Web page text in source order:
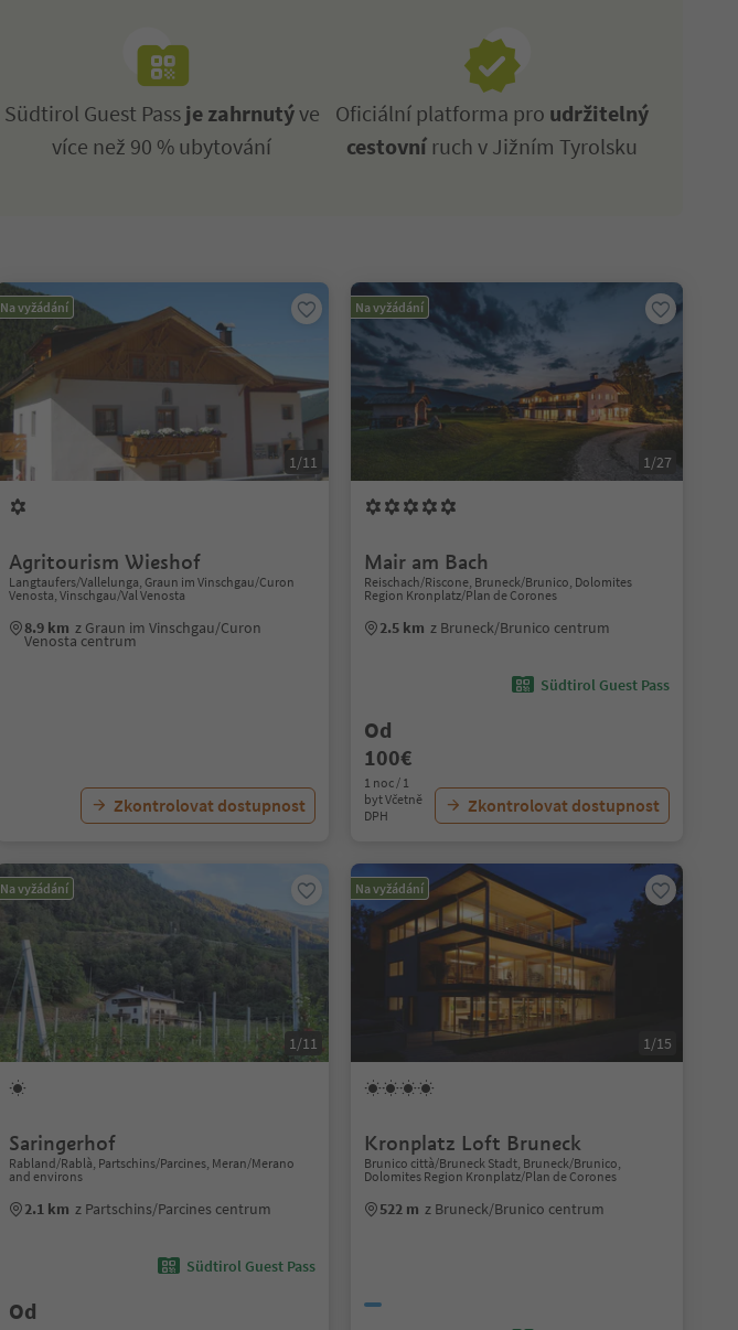
Südtirol Guest Passje zahrnutýve
více než 90 % ubytování
Oficiální platforma pro udržitelný
cestovníruch v Jižním Tyrolsku
Na vyžádání
1/11
Agritourism Wieshof
Langtaufers/Vallelunga, Graun im Vinschgau/Curon
Venosta, Vinschgau/Val Venosta
8.9 km z Graun im Vinschgau/Curon
Venosta centrum
Zkontrolovat dostupnost
Na vyžádání
1/27
Mair am Bach
Reischach/Riscone, Bruneck/Brunico, Dolomites
Region Kronplatz/Plan de Corones
2.5 km z Bruneck/Brunico centrum
Südtirol Guest Pass
Od
100€
1 noc / 1
byt Včetně
DPH
Zkontrolovat dostupnost
Na vyžádání
1/11
Saringerhof
Rabland/Rablà, Partschins/Parcines, Meran/Merano
and environs
2.1 km z Partschins/Parcines centrum
Südtirol Guest Pass
Od
Na vyžádání
1/15
Kronplatz Loft Bruneck
Brunico città/Bruneck Stadt, Bruneck/Brunico,
Dolomites Region Kronplatz/Plan de Corones
522 m z Bruneck/Brunico centrum